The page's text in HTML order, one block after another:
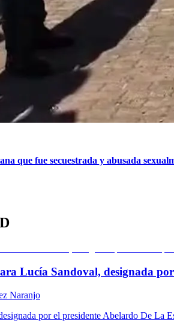
que fue secuestrada y abusada
Lucía Sandoval, designada
Naranjo
por el presidente Abelardo De La